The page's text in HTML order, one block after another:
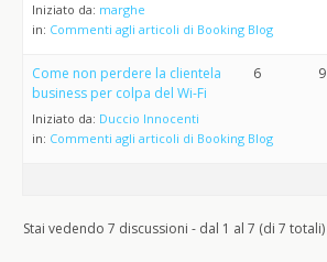
Iniziato da: marghe
in: Commenti agli articoli di Booking Blog
Come non perdere la clientela
business per colpa del Wi-Fi
Iniziato da: Duccio Innocenti
in: Commenti agli articoli di Booking Blog
6 9
Stai vedendo 7 discussioni - dal 1 al 7 (di 7 totali)